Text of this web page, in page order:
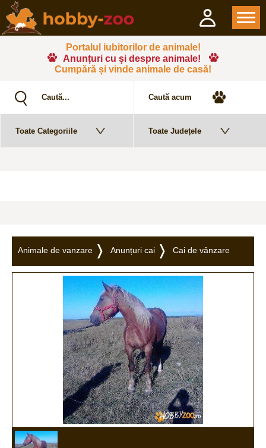
Portalul iubitorilor de animale!
Anunțuri cu și despre animale!
Cumpără și vinde animale de casă!
Animale de vanzare Anunțuri cai Cai de vânzare